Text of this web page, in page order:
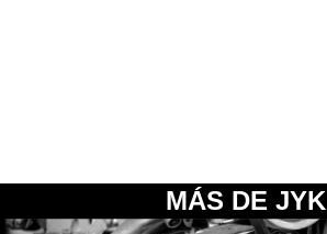
MÁS DE JYK